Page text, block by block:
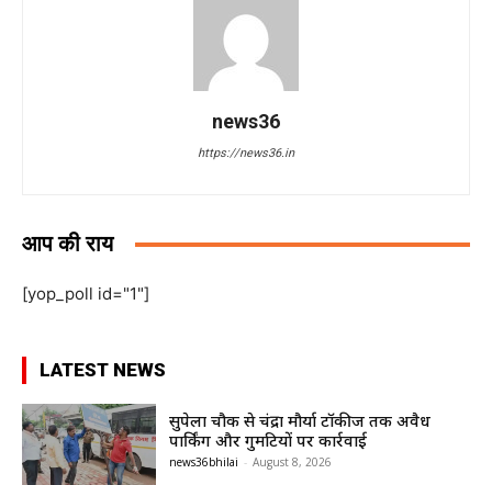
news36
https://news36.in
आप की राय
[yop_poll id="1"]
LATEST NEWS
सुपेला चौक से चंद्रा मौर्या टॉकीज तक अवैध
पार्किंग और गुमटियों पर कार्रवाई
news36bhilai - August 8, 2026